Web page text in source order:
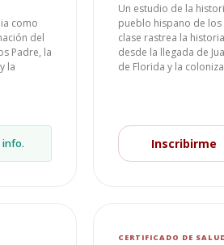
como
del
Padre, la
la
info.
Un estudio de la
pueblo hispano de los
clase rastrea la
desde la llegada de
de Florida y la
Inscribirme
CERTIFICADO DE